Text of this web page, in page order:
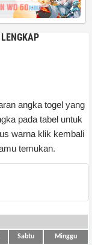
angka togel yang
pada tabel untuk
warna klik kembali
temukan.
Sabtu Minggu